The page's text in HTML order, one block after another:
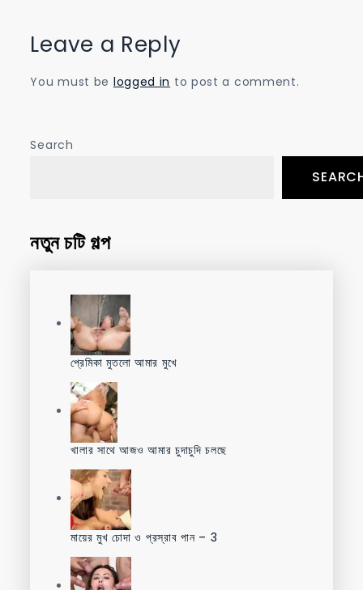
Leave a Reply
You must be logged in to post a comment.
Search
নতুন চটি গল্প
প্রেমিকা মুতলো আমার মুখে
খালার সাথে আজও আমার চুদাচুদি চলছে
মায়ের মুখ চোদা ও প্রস্রাব পান – 3